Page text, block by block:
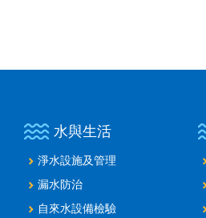
水與生活
淨水設施及管理
漏水防治
自來水設備檢驗